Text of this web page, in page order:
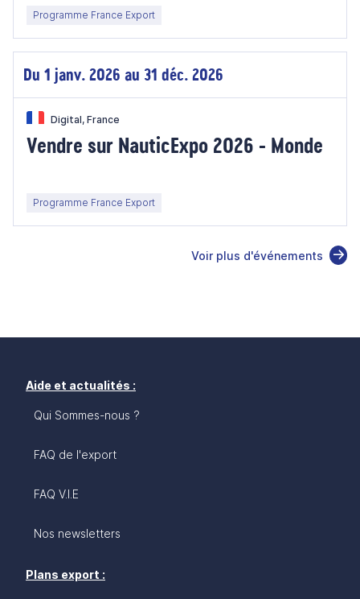
Programme France Export
Du 1 janv. 2026 au 31 déc. 2026
Digital, France
Vendre sur NauticExpo 2026 - Monde
Programme France Export
Voir plus d'événements
Aide et actualités :
Qui Sommes-nous ?
FAQ de l'export
FAQ V.I.E
Nos newsletters
Plans export :